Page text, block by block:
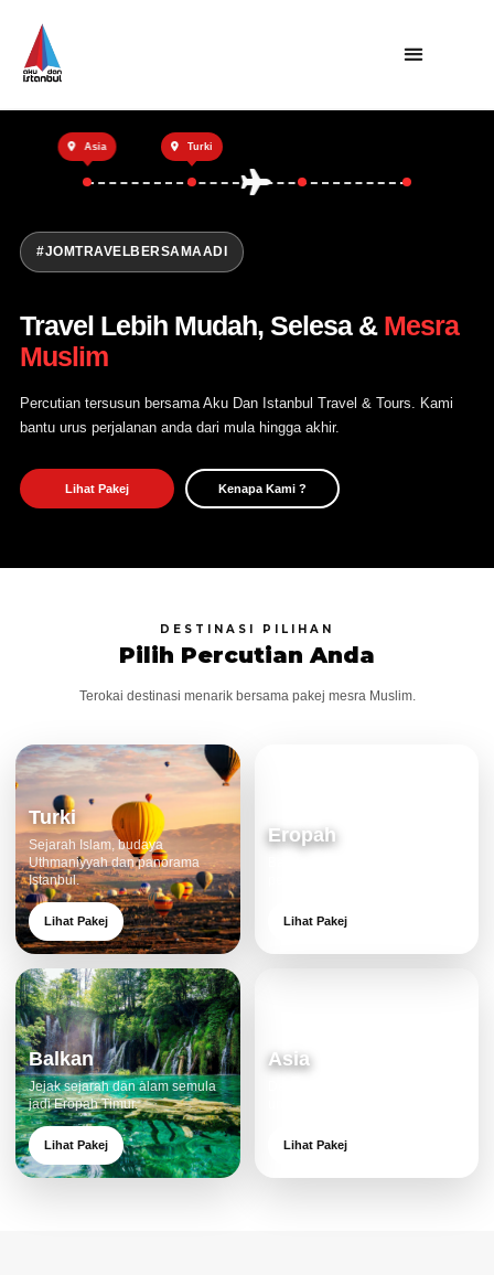
Utama
Private Trip
Open Trip
Tentang Kami
Hubungi Kami
Asia Turki
#JOMTRAVELBERSAMAADI
Travel Lebih Mudah, Selesa & Mesra
Muslim
Percutian tersusun bersama Aku Dan Istanbul Travel & Tours. Kami
bantu urus perjalanan anda dari mula hingga akhir.
Lihat Pakej Kenapa Kami ?
DESTINASI PILIHAN
Pilih Percutian Anda
Terokai destinasi menarik bersama pakej mesra Muslim.
Turki
Sejarah Islam, budaya
Uthmaniyyah dan panorama
Istanbul.
Lihat Pakej
Eropah
Lihat Pakej
Balkan
Jejak sejarah dan alam semula
jadi Eropah Timur.
Lihat Pakej
Asia
Lihat Pakej